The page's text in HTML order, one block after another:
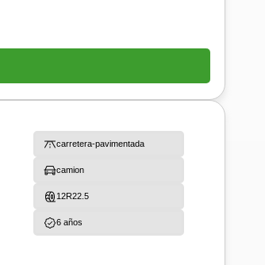
carretera-pavimentada
camion
12R22.5
6 años